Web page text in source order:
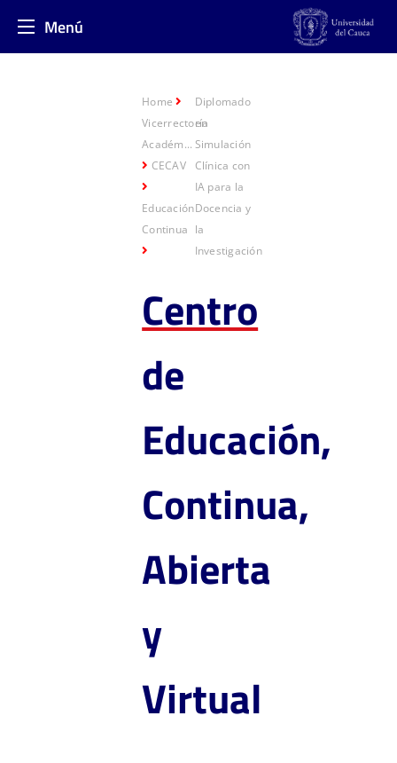
Menú
Home
Vicerrectoría
Académ...
CECAV
Educación
Continua
Diplomado
en
Simulación
Clínica con
IA para la
Docencia y
la
Investigación
Centro
de
Educación,
Continua,
Abierta
y
Virtual